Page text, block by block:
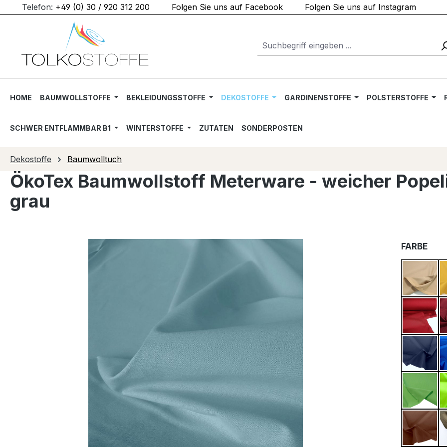
Hauptinhalt springen
Zur Suche springen
Zur Hauptnavigation springen
Telefon: +49 (0) 30 / 920 312 200 Folgen Sie uns auf Facebook Folgen Sie uns auf Instagram
HOME BAUMWOLLSTOFFE BEKLEIDUNGSSTOFFE DEKOSTOFFE GARDINENSTOFFE POLSTERSTOFFE
SCHWER ENTFLAMMBAR B1 WINTERSTOFFE ZUTATEN SONDERPOSTEN
Dekostoffe Baumwolltuch
ÖkoTex Baumwollstoff Meterware - weicher
grau
Bildergalerie überspringen FARBE
Kirsch
Mai
Braun